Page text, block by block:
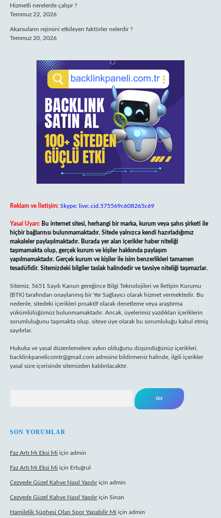
Hizmetli nerelerde çalışır ?
Temmuz 22, 2026
Akarsuların rejimini etkileyen faktörler nelerdir ?
Temmuz 20, 2026
Reklam ve İletişim: Skype: live:.cid.575569c608265c69
Yasal Uyarı: Bu internet sitesi, herhangi bir marka, kurum veya şahıs şirketi ile
hiçbir bağlantısı bulunmamaktadır. Sitede yalnızca kendi hazırladığımız
makaleler paylaşılmaktadır. Burada yer alan içerikler haber niteliği
taşımamakta olup, gerçek kurum ve kişiler hakkında paylaşım
yapılmamaktadır. Gerçek kurum ve kişiler ile isim benzerlikleri tamamen
tesadüfidir. Sitemizdeki bilgiler taslak halindedir ve tavsiye niteliği taşımazlar.
Sitemiz, 5651 Sayılı Kanun gereğince Bilgi Teknolojileri ve İletişim Kurumu
(BTK) tarafından onaylanmış bir Yer Sağlayıcı olarak hizmet vermektedir. Bu
nedenle, sitedeki içerikleri proaktif olarak denetleme veya araştırma
yükümlülüğümüz bulunmamaktadır. Ancak, üyelerimiz yazdıkları içeriklerin
sorumluluğunu taşımakta olup, siteye üye olarak bu sorumluluğu kabul etmiş
sayılırlar.
Hukuka ve yasal düzenlemelere aykırı olduğunu düşündüğünüz içerikleri,
backlinkpanelicomtr@gmail.com adresine bildirmeniz halinde, ilgili içerikler
yasal süre içerisinde sitemizden kaldırılacaktır.
SON YORUMLAR
Faz Artı Mı Eksi Mi için admin
Faz Artı Mı Eksi Mi için Ertuğrul
Cezvede Güzel Kahve Nasıl Yapılıriçin admin
Cezvede Güzel Kahve Nasıl Yapılıriçin Sinan
Hamilelik Şüphesi Olan Spor Yapabilir Mi için admin